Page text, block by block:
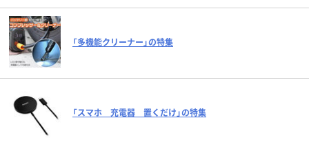
「多機能クリーナー」の特集
「スマホ 充電器 置くだけ」の特集